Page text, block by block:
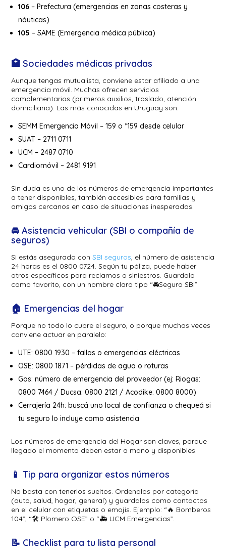
106 – Prefectura (emergencias en zonas costeras y
náuticas)
105 – SAME (Emergencia médica pública)
🏥 Sociedades médicas privadas
Aunque tengas mutualista, conviene estar afiliado a una
emergencia móvil. Muchas ofrecen servicios
complementarios (primeros auxilios, traslado, atención
domiciliaria). Las más conocidas en Uruguay son:
SEMM Emergencia Móvil – 159 o *159 desde celular
SUAT – 2711 0711
UCM – 2487 0710
Cardiomóvil – 2481 9191
Sin duda es uno de los números de emergencia importantes
a tener disponibles, también accesibles para familias y
amigos cercanos en caso de situaciones inesperadas.
🚘 Asistencia vehicular (SBI o compañía de
seguros)
Si estás asegurado conSBI seguros , el número de asistencia
24 horas es el 0800 0724. Según tu póliza, puede haber
otros específicos para reclamos o siniestros. Guardalo
como favorito, con un nombre claro tipo “🚘Seguro SBI”.
🏠 Emergencias del hogar
Porque no todo lo cubre el seguro, o porque muchas veces
conviene actuar en paralelo:
UTE: 0800 1930 – fallas o emergencias eléctricas
OSE: 0800 1871 – pérdidas de agua o roturas
Gas: número de emergencia del proveedor (ej: Riogas:
0800 7464 / Ducsa: 0800 2121 / Acodike: 0800 8000)
Cerrajería 24h: buscá uno local de confianza o chequeá si
tu seguro lo incluye como asistencia
Los números de emergencia del Hogar son claves, porque
llegado el momento deben estar a mano y disponibles.
📱 Tip para organizar estos números
No basta con tenerlos sueltos. Ordenalos por categoría
(auto, salud, hogar, general) y guardalos como contactos
en el celular con etiquetas o emojis. Ejemplo: “🔥 Bomberos
104”, “🛠️ Plomero OSE” o “🚑 UCM Emergencias”.
📝 Checklist para tu lista personal